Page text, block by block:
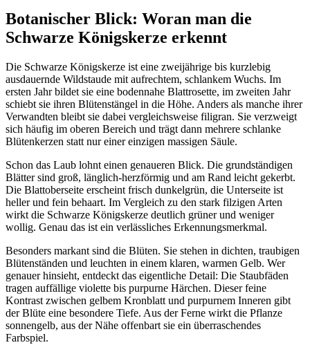
Botanischer Blick: Woran man die
Schwarze Königskerze erkennt
Die Schwarze Königskerze ist eine zweijährige bis kurzlebig
ausdauernde Wildstaude mit aufrechtem, schlankem Wuchs. Im
ersten Jahr bildet sie eine bodennahe Blattrosette, im zweiten Jahr
schiebt sie ihren Blütenstängel in die Höhe. Anders als manche ihrer
Verwandten bleibt sie dabei vergleichsweise filigran. Sie verzweigt
sich häufig im oberen Bereich und trägt dann mehrere schlanke
Blütenkerzen statt nur einer einzigen massigen Säule.
Schon das Laub lohnt einen genaueren Blick. Die grundständigen
Blätter sind groß, länglich-herzförmig und am Rand leicht gekerbt.
Die Blattoberseite erscheint frisch dunkelgrün, die Unterseite ist
heller und fein behaart. Im Vergleich zu den stark filzigen Arten
wirkt die Schwarze Königskerze deutlich grüner und weniger
wollig. Genau das ist ein verlässliches Erkennungsmerkmal.
Besonders markant sind die Blüten. Sie stehen in dichten, traubigen
Blütenständen und leuchten in einem klaren, warmen Gelb. Wer
genauer hinsieht, entdeckt das eigentliche Detail: Die Staubfäden
tragen auffällige violette bis purpurne Härchen. Dieser feine
Kontrast zwischen gelbem Kronblatt und purpurnem Inneren gibt
der Blüte eine besondere Tiefe. Aus der Ferne wirkt die Pflanze
sonnengelb, aus der Nähe offenbart sie ein überraschendes
Farbspiel.